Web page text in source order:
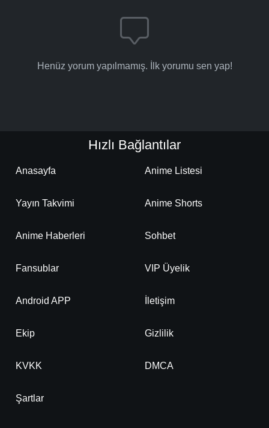
Henüz yorum yapılmamış. İlk yorumu sen yap!
Hızlı Bağlantılar
Anasayfa Anime Listesi
Yayın Takvimi Anime Shorts
Anime Haberleri Sohbet
Fansublar VIP Üyelik
Android APP İletişim
Ekip Gizlilik
KVKK DMCA
Şartlar